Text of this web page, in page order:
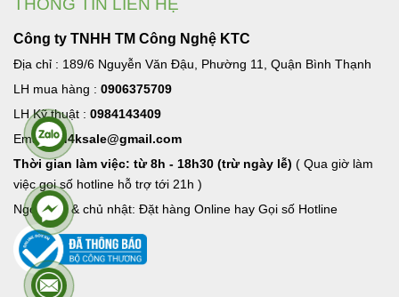
Công ty TNHH TM Công Nghệ KTC
Địa chỉ : 189/6 Nguyễn Văn Đậu, Phường 11, Quận Bình Thạnh
LH mua hàng : 0906375709
LH Kỹ thuật : 0984143409
Email:hd4ksale@gmail.com
Thời gian làm việc: từ 8h - 18h30 (trừ ngày lễ) ( Qua giờ làm
việc goi số hotline hỗ trợ tới 21h )
Ngoài giờ & chủ nhật: Đặt hàng Online hay Gọi số Hotline